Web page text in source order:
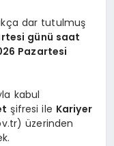
dar tutulmuş
günü saat
Pazartesi
kabul
şifresi ile Kariyer
üzerinden